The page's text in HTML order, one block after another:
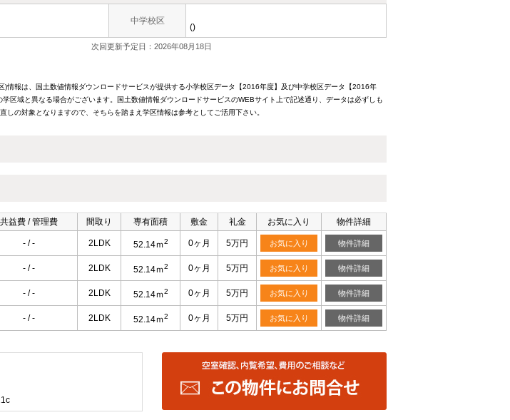
中学校区
()
次回更新予定日：2026年08月18日
)情報は、国土数値情報ダウンロードサービスが提供する小学校区データ【2016年度】及び中学校区データ【2016年
区域と異なる場合がございます。国土数値情報ダウンロードサービスのWEBサイト上で記述通り、データは必ずしも
しの対象となりますので、そちらを踏まえ学区情報は参考としてご活用下さい。
共益費 / 管理費 間取り 専有面積 敷金 礼金 お気に入り 物件詳細
- / - 2LDK 52.14ｍ2 0ヶ月 5万円 お気に入り 物件詳細
- / - 2LDK 52.14ｍ2 0ヶ月 5万円 お気に入り 物件詳細
- / - 2LDK 52.14ｍ2 0ヶ月 5万円 お気に入り 物件詳細
- / - 2LDK 52.14ｍ2 0ヶ月 5万円 お気に入り 物件詳細